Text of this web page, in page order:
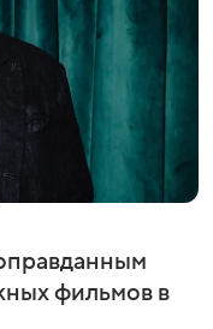
фильмов в